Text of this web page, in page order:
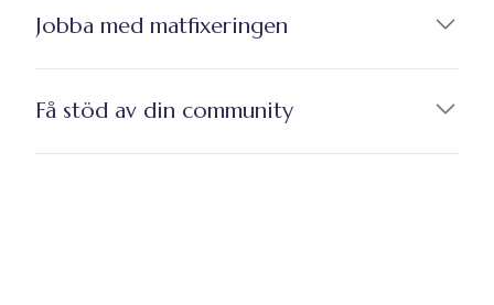
Jobba med matfixeringen
Få stöd av din community